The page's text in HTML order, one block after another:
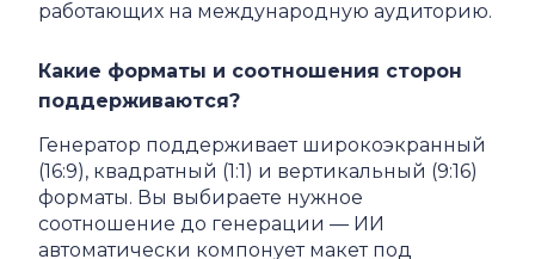
работающих на международную аудиторию.
Какие форматы и соотношения сторон
поддерживаются?
Генератор поддерживает широкоэкранный
(16:9), квадратный (1:1) и вертикальный (9:16)
форматы. Вы выбираете нужное
соотношение до генерации — ИИ
автоматически компонует макет под